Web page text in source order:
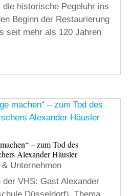
historische Pegeluhr ins
Beginn der Restaurierung
seit mehr als 120 Jahren
– zum Tod des
Alexander Häusler
& Unternehmen
VHS: Gast Alexander